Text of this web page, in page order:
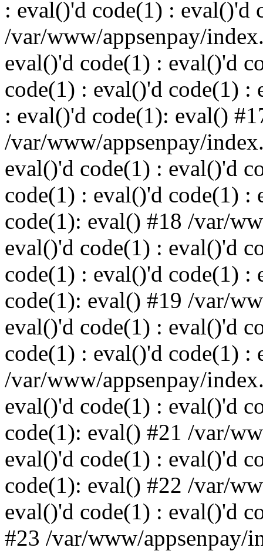
: eval()'d code(1) : eval()'d
/var/www/appsenpay/
eval()'d code(1) : eval()'d
code(1) : eval()'d code(1) :
: eval()'d code(1): eval()
/var/www/appsenpay/
eval()'d code(1) : eval()'d
code(1) : eval()'d code(1) :
code(1): eval() #18 /var/
eval()'d code(1) : eval()'d
code(1) : eval()'d code(1) :
code(1): eval() #19 /var/
eval()'d code(1) : eval()'d
code(1) : eval()'d code(1) :
/var/www/appsenpay/
eval()'d code(1) : eval()'d
code(1): eval() #21 /var/
eval()'d code(1) : eval()'d
code(1): eval() #22 /var/
eval()'d code(1) : eval()'d
#23 /var/www/appsenpay/